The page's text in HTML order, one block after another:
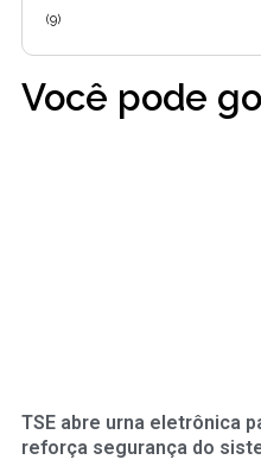
(9)
Você pode
TSE abre urna eletrônica
reforça segurança do